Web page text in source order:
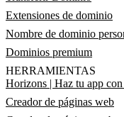
Extensiones de dominio
Nombre de dominio
Dominios premium
HERRAMIENTAS
Horizons | Haz tu app
Creador de páginas web